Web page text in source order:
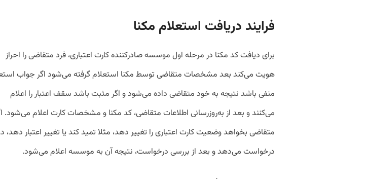
فرایند دریافت استعلام مکنا
برای دیافت کد مکنا در مرحله اول موسسه صادرکننده کارت اعتباری، فرد متقاضی را احراز
هویت می‌کند بعد مشخصات متقاضی توسط مکنا استعلام گرفته می‌شود اگر جواب
منفی باشد نتیجه به خود متقاضی داده می‌شود و اگر مثبت باشد سقف اعتبار را اعلام
می‌کنند و بعد از به‌روز‌رسانی اطلاعات متقاضی، کد مکنا و مشخصات کارت اعلام می‌شود.
متقاضی بخواهد وضعیت کارت اعتباری را تغییر دهد، مثلا تمید کند یا تغییر اعتبار دهد،
درخواست می‌دهد و بعد از بررسی درخواست، نتیجه آن به موسسه اعلام می‌شود.